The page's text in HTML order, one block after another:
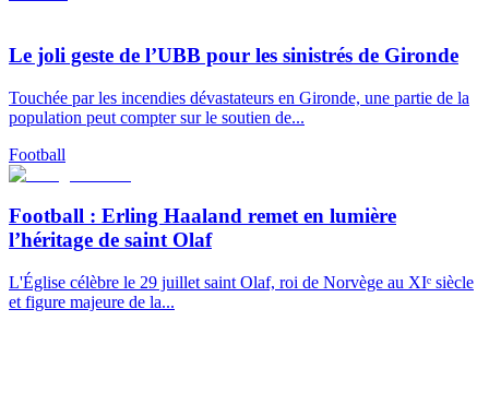
Le joli geste de l’UBB pour les sinistrés de Gironde
Touchée par les incendies dévastateurs en Gironde, une partie de la
population peut compter sur le soutien de...
Football
Football : Erling Haaland remet en lumière
l’héritage de saint Olaf
L'Église célèbre le 29 juillet saint Olaf, roi de Norvège au XIᵉ siècle
et figure majeure de la...